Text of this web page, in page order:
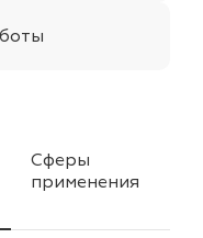
Сферы
применения